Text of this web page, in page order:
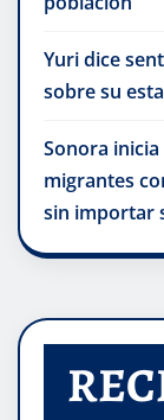
Yuri dice
sobre su
Sonora
migrantes
sin importar